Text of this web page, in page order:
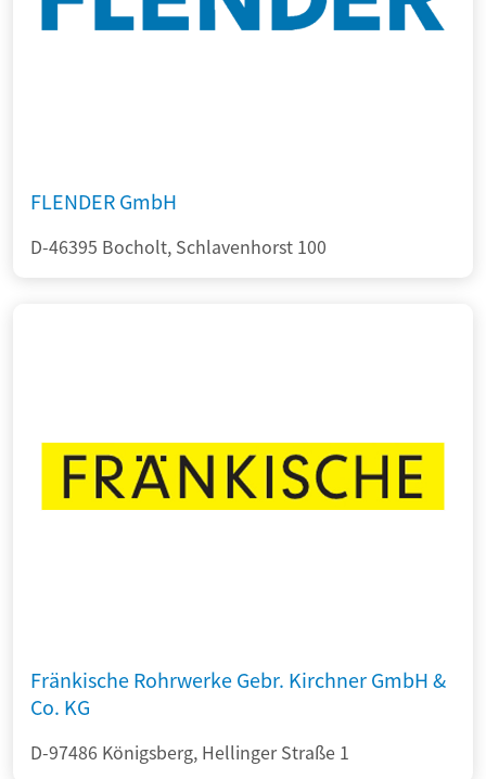
FLENDER GmbH
D-46395 Bocholt, Schlavenhorst 100
Fränkische Rohrwerke Gebr. Kirchner GmbH &
Co. KG
D-97486 Königsberg, Hellinger Straße 1